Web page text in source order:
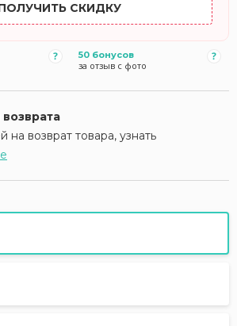
СКИДКУ
50 бонусов
за отзыв с фото
на возврат товара, узнать